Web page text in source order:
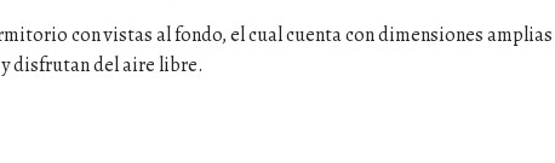
con vistas al fondo, el cual cuenta con dimensiones amplias
disfrutan del aire libre.